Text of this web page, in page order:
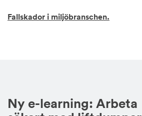
Fallskador i miljöbranschen.
Ny e-learning: Arbeta